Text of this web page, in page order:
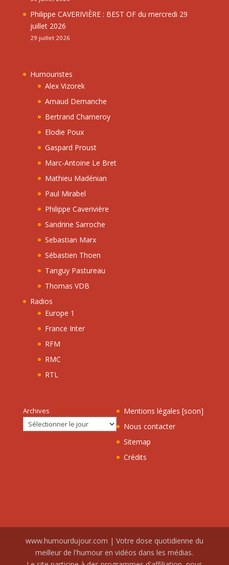
Philippe CAVERIVIÈRE : BEST OF du mercredi 29
juillet 2026
29 juillet 2026
Humouristes
Alex Vizorek
Arnaud Demanche
Bertrand Chameroy
Elodie Poux
Gaspard Proust
Marc-Antoine Le Bret
Mathieu Madénian
Paul Mirabel
Philippe Caverivière
Sandrine Sarroche
Sebastian Marx
Sébastien Thoen
Tanguy Pastureau
Thomas VDB
Radios
Europe 1
France Inter
RFM
RMC
RTL
Archives
Mentions légales [soon]
Nous contacter
Sitemap
Crédits
www.humourdujour.com | Votre dose quotidienne du
meilleur de l'humour en vidéos dans les médias.